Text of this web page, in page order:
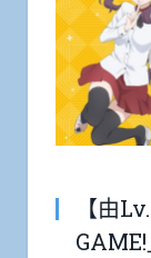
【由